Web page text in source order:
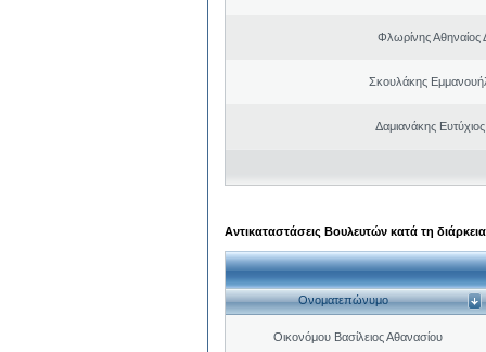
Φλωρίνης Αθηναίος
Σκουλάκης
Δαμιανάκης
Αντικαταστάσεις Βουλευτών κατά τη
Ονοματεπώνυμο
Οικονόμου Βασίλειος Αθανασίου